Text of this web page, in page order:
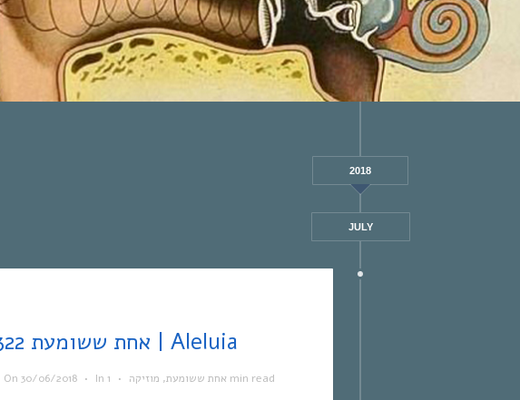
2018
JULY
אחת ששומעת #322 | 28/6/18 | Aleluia
On 30/06/2018 • In אחת ששומעת, מוזיקה • 1 min read